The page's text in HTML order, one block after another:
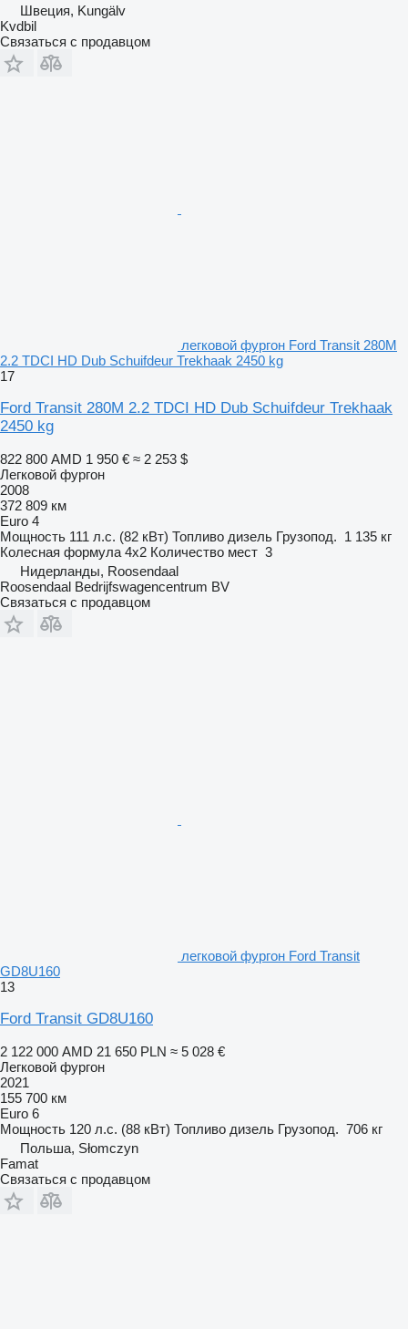
Швеция, Kungälv
Kvdbil
Связаться с продавцом
легковой фургон Ford Transit 280M
2.2 TDCI HD Dub Schuifdeur Trekhaak 2450 kg
17
Ford Transit 280M 2.2 TDCI HD Dub Schuifdeur Trekhaak
2450 kg
822 800 AMD 1 950 € ≈ 2 253 $
Легковой фургон
2008
372 809 км
Euro 4
Мощность 111 л.с. (82 кВт) Топливо дизель Грузопод. 1 135 кг
Колесная формула 4x2 Количество мест 3
Нидерланды, Roosendaal
Roosendaal Bedrijfswagencentrum BV
Связаться с продавцом
легковой фургон Ford Transit
GD8U160
13
Ford Transit GD8U160
2 122 000 AMD 21 650 PLN ≈ 5 028 €
Легковой фургон
2021
155 700 км
Euro 6
Мощность 120 л.с. (88 кВт) Топливо дизель Грузопод. 706 кг
Польша, Słomczyn
Famat
Связаться с продавцом